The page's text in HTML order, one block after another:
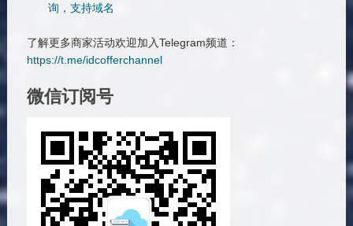
询，支持域名
了解更多商家活动欢迎加入Telegram频道：
https://t.me/idcofferchannel
微信订阅号